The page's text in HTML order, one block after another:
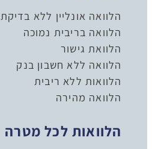
הלוואה אונליין ללא בדיקת BDI
הלוואה בריבית נמוכה
הלוואת גישור
הלוואה ללא חשבון בנק
הלוואות ללא ריבית
הלוואה מהירה
הלוואות לכל מטרה